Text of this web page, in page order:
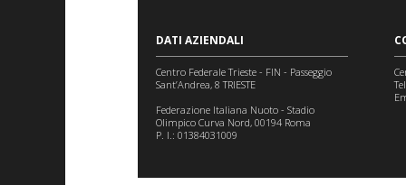
DATI AZIENDALI
Centro Federale Trieste - FIN - Passeggio
Sant’Andrea, 8 TRIESTE
Federazione Italiana Nuoto - Stadio
Olimpico Curva Nord, 00194 Roma
P. I.: 01384031009